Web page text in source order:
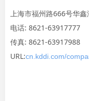
上海市福州路666号华
电话: 8621-63917777
传真: 8621-63917988
URL:cn.kddi.com/